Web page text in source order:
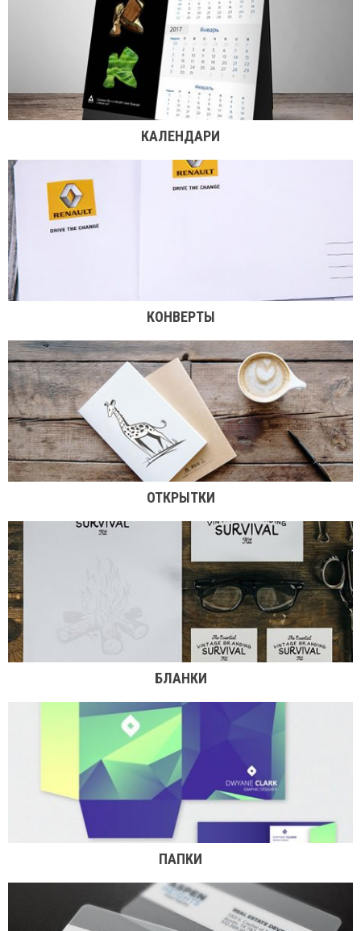
КАЛЕНДАРИ
КОНВЕРТЫ
ОТКРЫТКИ
БЛАНКИ
ПАПКИ